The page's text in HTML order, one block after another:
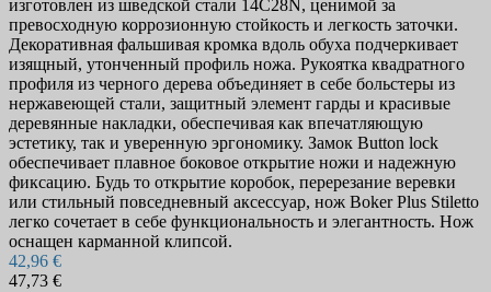
изготовлен из шведской стали 14C28N, ценимой за
превосходную коррозионную стойкость и легкость заточки.
Декоративная фальшивая кромка вдоль обуха подчеркивает
изящный, утонченный профиль ножа. Рукоятка квадратного
профиля из черного дерева объединяет в себе больстеры из
нержавеющей стали, защитный элемент гарды и красивые
деревянные накладки, обеспечивая как впечатляющую
эстетику, так и уверенную эргономику. Замок Button lock
обеспечивает плавное боковое открытие ножи и надежную
фиксацию. Будь то открытие коробок, перерезание веревки
или стильный повседневный аксессуар, нож Boker Plus Stiletto
легко сочетает в себе функциональность и элегантность. Нож
оснащен карманной клипсой.
42,96 €
47,73 €